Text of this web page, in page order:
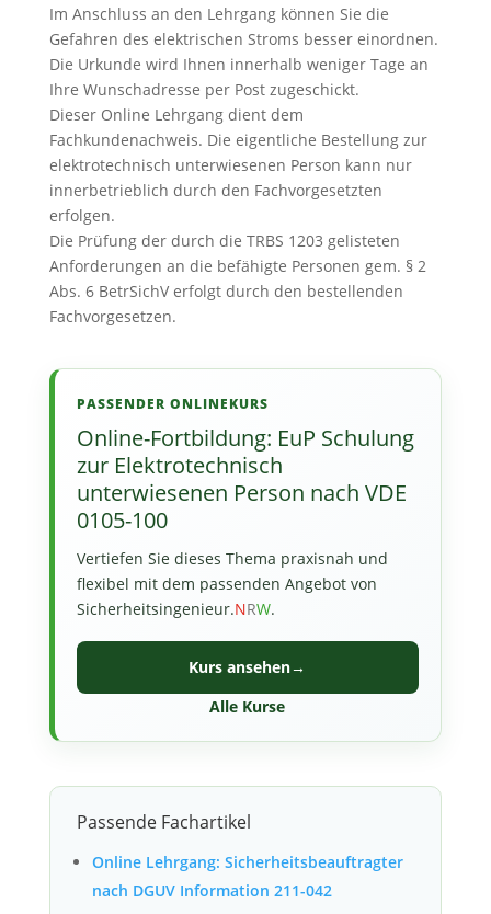
Im Anschluss an den Lehrgang können Sie die
Gefahren des elektrischen Stroms besser einordnen.
Die Urkunde wird Ihnen innerhalb weniger Tage an
Ihre Wunschadresse per Post zugeschickt.
Dieser Online Lehrgang dient dem
Fachkundenachweis. Die eigentliche Bestellung zur
elektrotechnisch unterwiesenen Person kann nur
innerbetrieblich durch den Fachvorgesetzten
erfolgen.
Die Prüfung der durch die TRBS 1203 gelisteten
Anforderungen an die befähigte Personen gem. § 2
Abs. 6 BetrSichV erfolgt durch den bestellenden
Fachvorgesetzen.
PASSENDER ONLINEKURS
Online-Fortbildung: EuP Schulung
zur Elektrotechnisch
unterwiesenen Person nach VDE
0105-100
Vertiefen Sie dieses Thema praxisnah und
flexibel mit dem passenden Angebot von
Sicherheitsingenieur.NRW.
Kurs ansehen→
Alle Kurse
Passende Fachartikel
Online Lehrgang: Sicherheitsbeauftragter
nach DGUV Information 211-042